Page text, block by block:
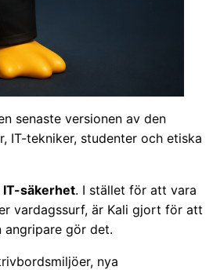
senaste versionen av den
IT-tekniker, studenter och etiska
IT-säkerhet. I stället för att vara
vardagssurf, är Kali gjort för att
angripare gör det.
nya